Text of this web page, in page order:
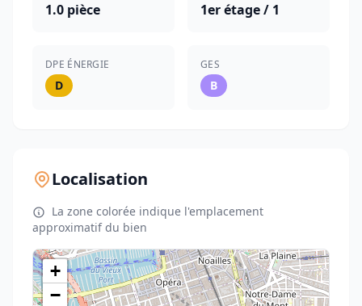
1.0 pièce 1er étage / 1
DPE ÉNERGIE
D
GES
B
Localisation
La zone colorée indique l'emplacement
approximatif du bien
+
−